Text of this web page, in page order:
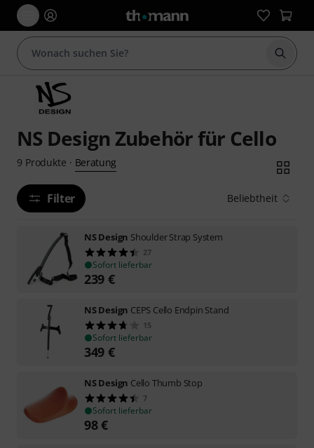
Suche
NS Design Zubehör für Cello
9 Produkte · Beratung
Filter Beliebtheit
NS Design Shoulder Strap System
27
Sofort lieferbar
239 €
NS Design CEPS Cello Endpin Stand
15
Sofort lieferbar
349 €
NS Design Cello Thumb Stop
7
Sofort lieferbar
98€